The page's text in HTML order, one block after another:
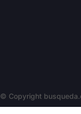
© Copyright